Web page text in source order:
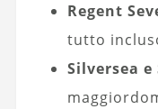
Regent
tutto
Silversea e